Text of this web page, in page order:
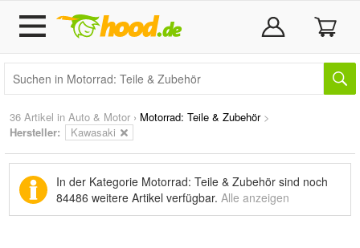
36 Artikel in Auto & Motor › Motorrad: Teile & Zubehör>
Hersteller:
Kawasaki
In der Kategorie Motorrad: Teile & Zubehör sind noch
84486 weitere Artikel verfügbar. Alle anzeigen